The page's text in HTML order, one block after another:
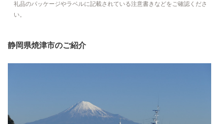
礼品のパッケージやラベルに記載されている注意書きなどをご確認くださ
い。
静岡県焼津市のご紹介